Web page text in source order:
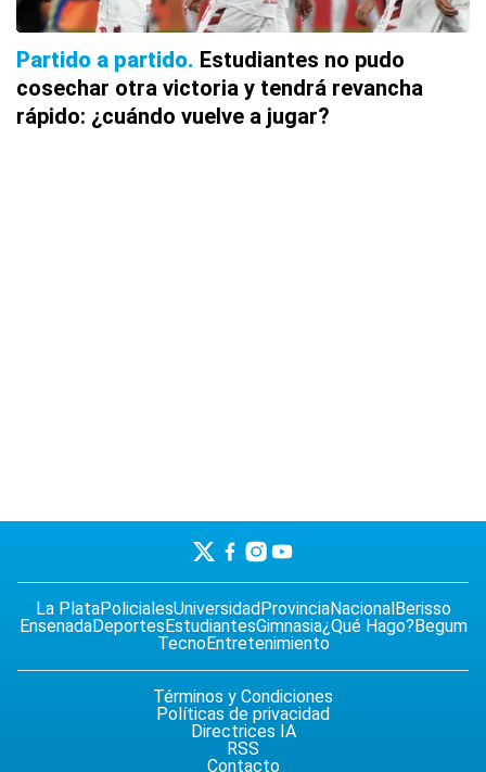
Partido a partido Estudiantes no pudo
cosechar otra victoria y tendrá revancha
rápido: ¿cuándo vuelve a jugar?
La PlataPolicialesUniversidadProvinciaNacionalBerisso
EnsenadaDeportesEstudiantesGimnasia¿Qué Hago?Begum
TecnoEntretenimiento
Términos y Condiciones
Políticas de privacidad
Directrices IA
RSS
Contacto